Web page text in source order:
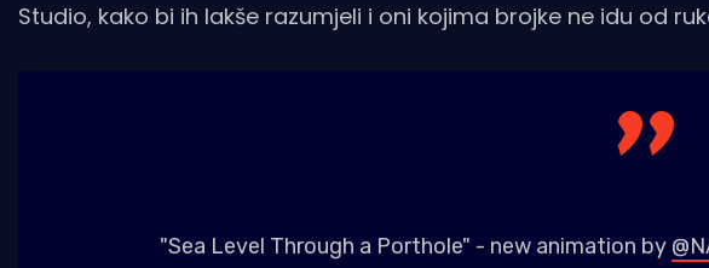
Studio, kako bi ih lakše razumjeli i oni kojima brojke ne idu od
"Sea Level Through a Porthole" - new animation by